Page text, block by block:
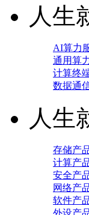
人生
AI算力
通用算
计算终
数据通
人生
存储产
计算产
安全产
网络产
软件产
外设产